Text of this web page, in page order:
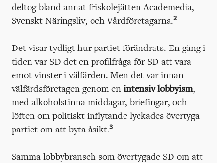
deltog bland annat friskolejätten Academedia,
Svenskt Näringsliv, och Vårdföretagarna.2
Det visar tydligt hur partiet förändrats. En gång i
tiden var SD det en profilfråga för SD att vara
emot vinster i välfärden. Men det var innan
välfärdsföretagen genom en intensiv lobbyism,
med alkoholstinna middagar, briefingar, och
löften om politiskt inflytande lyckades övertyga
partiet om att byta åsikt.3
Samma lobbybransch som övertygade SD om att